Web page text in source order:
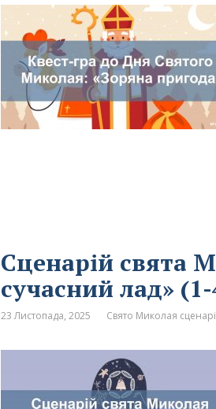
Сценарій свята
сучасний лад»
23 Листопада, 2025 Свято Миколая